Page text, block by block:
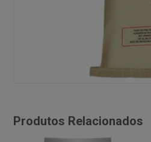
Produtos Relacionados